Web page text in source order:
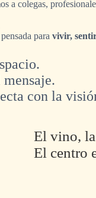
a colegas,
para vivir,
con la
El vino, la
El centro